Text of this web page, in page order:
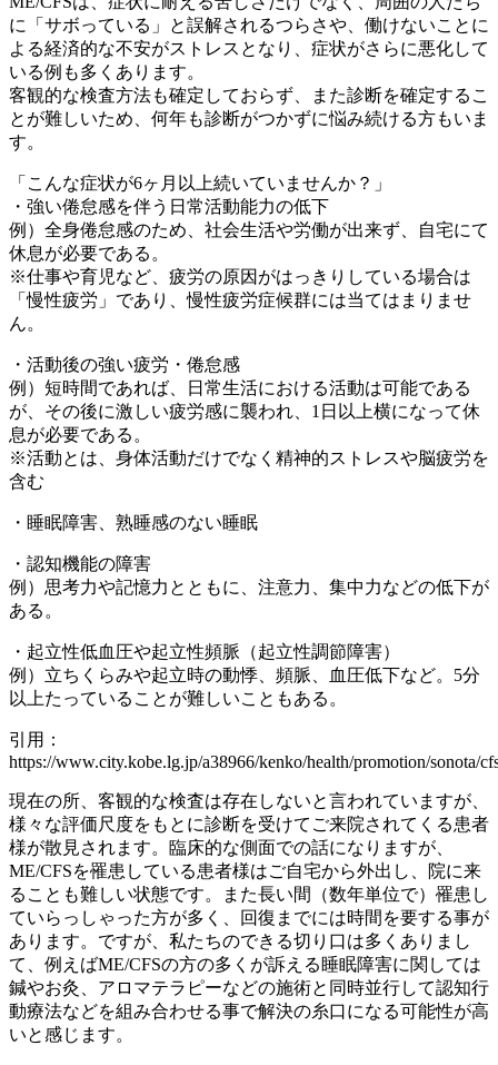
に「サボっている」と誤解されるつらさや、働けないことに
よる経済的な不安がストレスとなり、症状がさらに悪化して
いる例も多くあります。
客観的な検査方法も確定しておらず、また診断を確定するこ
とが難しいため、何年も診断がつかずに悩み続ける方もいま
す。
「こんな症状が6ヶ月以上続いていませんか？」
・強い倦怠感を伴う日常活動能力の低下
例）全身倦怠感のため、社会生活や労働が出来ず、自宅にて
休息が必要である。
※仕事や育児など、疲労の原因がはっきりしている場合は
「慢性疲労」であり、慢性疲労症候群には当てはまりませ
ん。
・活動後の強い疲労・倦怠感
例）短時間であれば、日常生活における活動は可能である
が、その後に激しい疲労感に襲われ、1日以上横になって休
息が必要である。
※活動とは、身体活動だけでなく精神的ストレスや脳疲労を
含む
・睡眠障害、熟睡感のない睡眠
・認知機能の障害
例）思考力や記憶力とともに、注意力、集中力などの低下が
ある。
・起立性低血圧や起立性頻脈（起立性調節障害）
例）立ちくらみや起立時の動悸、頻脈、血圧低下など。5分
以上たっていることが難しいこともある。
引用：
https://www.city.kobe.lg.jp/a38966/kenko/health/promotion/sonota/
現在の所、客観的な検査は存在しないと言われていますが、
様々な評価尺度をもとに診断を受けてご来院されてくる患者
様が散見されます。臨床的な側面での話になりますが、
ME/CFSを罹患している患者様はご自宅から外出し、院に来
ることも難しい状態です。また長い間（数年単位で）罹患し
ていらっしゃった方が多く、回復までには時間を要する事が
あります。ですが、私たちのできる切り口は多くありまし
て、例えばME/CFSの方の多くが訴える睡眠障害に関しては
鍼やお灸、アロマテラピーなどの施術と同時並行して認知行
動療法などを組み合わせる事で解決の糸口になる可能性が高
いと感じます。